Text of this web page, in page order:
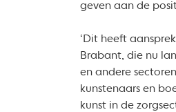
geven aan de
‘Dit heeft
Brabant, die nu
en andere
kunstenaars en
kunst in de